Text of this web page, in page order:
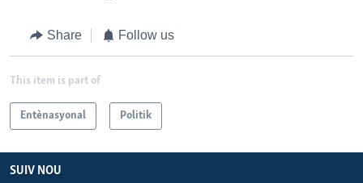
Share Follow us
This item is part of
Entènasyonal Politik
SUIV NOU